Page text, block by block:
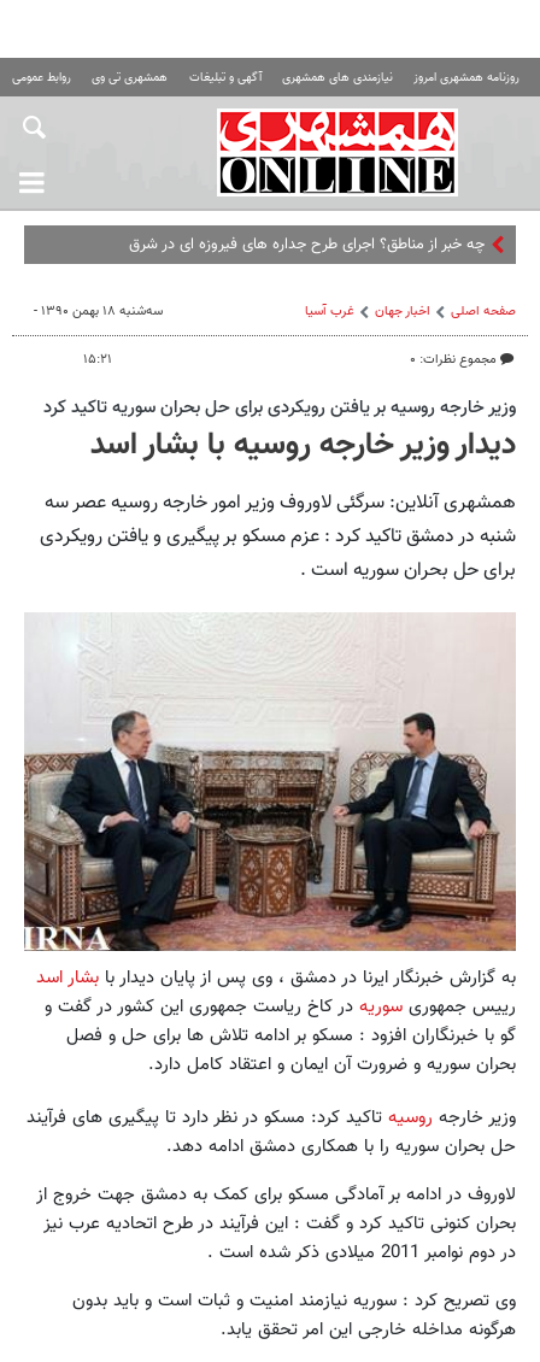
روزنامه همشهری امروز نیازمندی های همشهری آگهی و تبلیغات همشهری تی وی روابط عمومی
چه خبر از مناطق؟ اجرای طرح جداره های فیروزه ای در شرق تهران تا افت
صفحه اصلی اخبار جهان غرب آسیا
مجموع نظرات: ۰
سه‌شنبه ۱۸ بهمن ۱۳۹۰ -
۱۵:۲۱
وزیر خارجه روسیه بر یافتن رویكردی برای حل بحران سوریه تاكید كرد
دیدار وزیر خارجه روسیه با بشار اسد
همشهری آنلاین: سرگئی لاوروف وزیر امور خارجه روسیه عصر سه
شنبه در دمشق تاکید کرد : عزم مسکو بر پیگیری و یافتن رویکردی
برای حل بحران سوریه است .
به گزارش خبرنگار ایرنا در دمشق ، وی پس از پایان دیدار با بشار اسد
رییس جمهوری سوریه در کاخ ریاست جمهوری این کشور در گفت و
گو با خبرنگاران افزود : مسکو بر ادامه تلاش ها برای حل و فصل
بحران سوریه و ضرورت آن ایمان و اعتقاد کامل دارد.
وزیر خارجه روسیه تاکید کرد: مسکو در نظر دارد تا پیگیری های فرآیند
حل بحران سوریه را با همکاری دمشق ادامه دهد.
لاوروف در ادامه بر آمادگی مسکو برای کمک به دمشق جهت خروج از
بحران کنونی تاکید کرد و گفت : این فرآیند در طرح اتحادیه عرب نیز
در دوم نوامبر 2011 میلادی ذکر شده است .
وی تصریح کرد : سوریه نیازمند امنیت و ثبات است و باید بدون
هرگونه مداخله خارجی این امر تحقق یابد.